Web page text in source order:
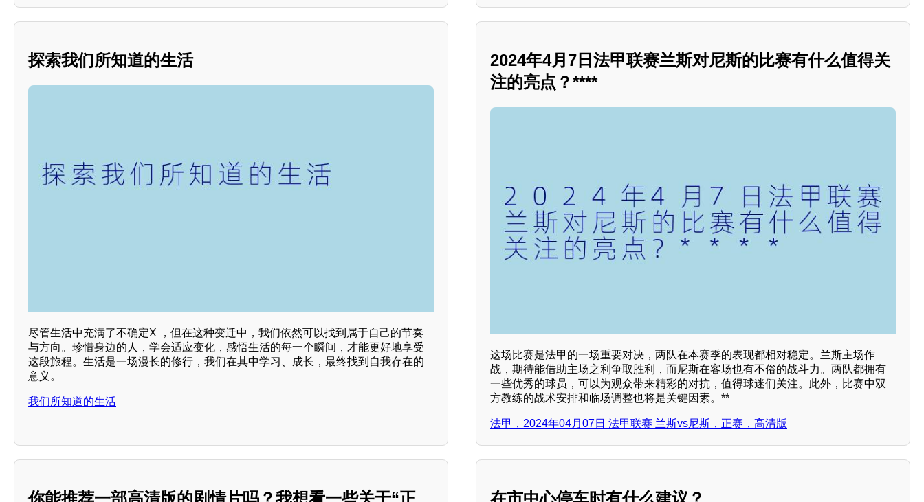
探索我们所知道的生活
尽管生活中充满了不确定X ，但在这种变迁中，我们依然可以找到属于自己的节奏
与方向。珍惜身边的人，学会适应变化，感悟生活的每一个瞬间，才能更好地享受
这段旅程。生活是一场漫长的修行，我们在其中学习、成长，最终找到自我存在的
意义。
我们所知道的生活
2024年4月7日法甲联赛兰斯对尼斯的比赛有什么值得关
注的亮点？****
这场比赛是法甲的一场重要对决，两队在本赛季的表现都相对稳定。兰斯主场作
战，期待能借助主场之利争取胜利，而尼斯在客场也有不俗的战斗力。两队都拥有
一些优秀的球员，可以为观众带来精彩的对抗，值得球迷们关注。此外，比赛中双
方教练的战术安排和临场调整也将是关键因素。**
法甲，2024年04月07日 法甲联赛 兰斯vs尼斯，正赛，高清版
你能推荐一部高清版的剧情片吗？我想看一些关于“正
在市中心停车时有什么建议？